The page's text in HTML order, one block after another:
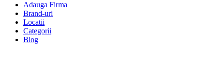
Adauga Firma
Brand-uri
Locatii
Categorii
Blog